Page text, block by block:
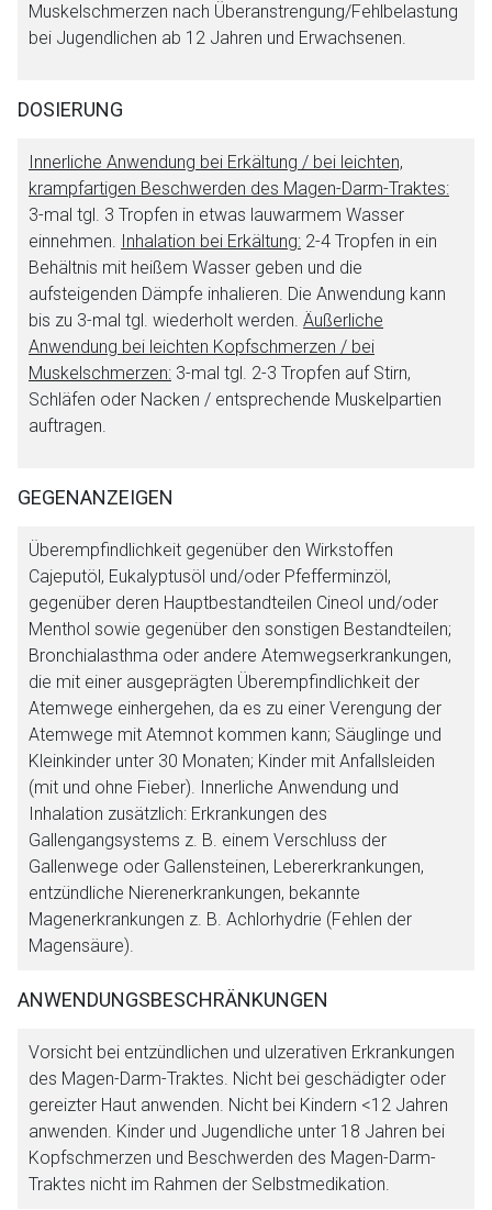
Muskelschmerzen nach Überanstrengung/Fehlbelastung
bei Jugendlichen ab 12 Jahren und Erwachsenen.
DOSIERUNG
Innerliche Anwendung bei Erkältung / bei leichten,
krampfartigen Beschwerden des Magen-Darm-Traktes:
3-mal tgl. 3 Tropfen in etwas lauwarmem Wasser
einnehmen. Inhalation bei Erkältung: 2-4 Tropfen in ein
Behältnis mit heißem Wasser geben und die
aufsteigenden Dämpfe inhalieren. Die Anwendung kann
bis zu 3-mal tgl. wiederholt werden. Äußerliche
Anwendung bei leichten Kopfschmerzen / bei
Muskelschmerzen: 3-mal tgl. 2-3 Tropfen auf Stirn,
Schläfen oder Nacken / entsprechende Muskelpartien
auftragen.
GEGENANZEIGEN
Überempfindlichkeit gegenüber den Wirkstoffen
Cajeputöl, Eukalyptusöl und/oder Pfefferminzöl,
gegenüber deren Hauptbestandteilen Cineol und/oder
Menthol sowie gegenüber den sonstigen Bestandteilen;
Bronchialasthma oder andere Atemwegserkrankungen,
die mit einer ausgeprägten Überempfindlichkeit der
Atemwege einhergehen, da es zu einer Verengung der
Atemwege mit Atemnot kommen kann; Säuglinge und
Kleinkinder unter 30 Monaten; Kinder mit Anfallsleiden
(mit und ohne Fieber). Innerliche Anwendung und
Inhalation zusätzlich: Erkrankungen des
Gallengangsystems z. B. einem Verschluss der
Gallenwege oder Gallensteinen, Lebererkrankungen,
entzündliche Nierenerkrankungen, bekannte
Magenerkrankungen z. B. Achlorhydrie (Fehlen der
Magensäure).
ANWENDUNGSBESCHRÄNKUNGEN
Vorsicht bei entzündlichen und ulzerativen Erkrankungen
des Magen-Darm-Traktes. Nicht bei geschädigter oder
gereizter Haut anwenden. Nicht bei Kindern <12 Jahren
anwenden. Kinder und Jugendliche unter 18 Jahren bei
Kopfschmerzen und Beschwerden des Magen-Darm-
Traktes nicht im Rahmen der Selbstmedikation.
Aufruf einer externen Seite
Der von Ihnen aufgerufene Link öffnet eine externe Web-
Seite. Für die Inhalte der externen Web-Seite ist deren
Betreiber verantwortlich. Ebenso gelten dort ggf. andere
Datenschutzbestimmungen.
Zurück zur rote-liste.de